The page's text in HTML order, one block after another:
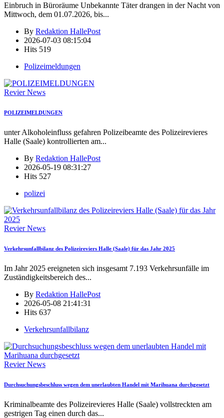
Einbruch in Büroräume Unbekannte Täter drangen in der Nacht von
Mittwoch, dem 01.07.2026, bis...
By Redaktion HallePost
2026-07-03 08:15:04
Hits 519
Polizeimeldungen
Revier News
POLIZEIMELDUNGEN
unter Alkoholeinfluss gefahren Polizeibeamte des Polizeirevieres
Halle (Saale) kontrollierten am...
By Redaktion HallePost
2026-05-19 08:31:27
Hits 527
polizei
Revier News
Verkehrsunfallbilanz des Polizeireviers Halle (Saale) für das Jahr 2025
Im Jahr 2025 ereigneten sich insgesamt 7.193 Verkehrsunfälle im
Zuständigkeitsbereich des...
By Redaktion HallePost
2026-05-08 21:41:31
Hits 637
Verkehrsunfallbilanz
Revier News
Durchsuchungsbeschluss wegen dem unerlaubten Handel mit Marihuana durchgesetzt
Kriminalbeamte des Polizeirevieres Halle (Saale) vollstreckten am
gestrigen Tag einen durch das...